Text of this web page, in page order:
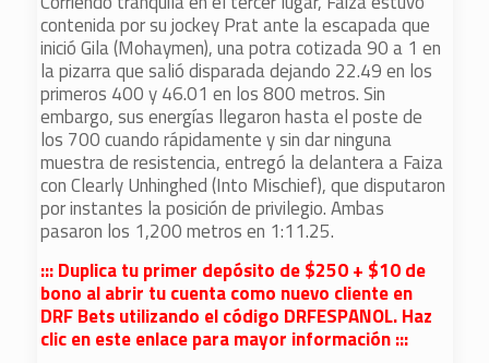
contenida por su jockey Prat ante la escapada que
inició Gila (Mohaymen), una potra cotizada 90 a 1 en
la pizarra que salió disparada dejando 22.49 en los
primeros 400 y 46.01 en los 800 metros. Sin
embargo, sus energías llegaron hasta el poste de
los 700 cuando rápidamente y sin dar ninguna
muestra de resistencia, entregó la delantera a Faiza
con Clearly Unhinghed (Into Mischief), que disputaron
por instantes la posición de privilegio. Ambas
pasaron los 1,200 metros en 1:11.25.
::: Duplica tu primer depósito de $250 + $10 de
bono al abrir tu cuenta como nuevo cliente en
DRF Bets utilizando el código DRFESPANOL. Haz
clic en este enlace para mayor información :::